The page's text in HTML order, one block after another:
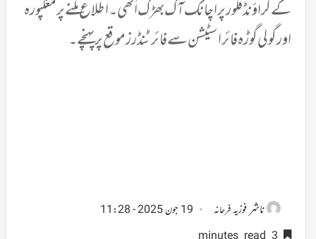
کے گراؤنڈ فلور پر اچانک آگ بھڑک اُٹھی۔ اطلاع ملنے پر مغلپورہ
اور گولی گوڑہ فائر اسٹیشن سے فائر ٹنڈرز موقع پر پہنچے۔
ناشرفوزیہ فرحانہ
19 جون 2025 - 11:28